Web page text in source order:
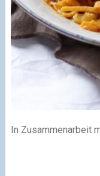
In Zusammenarbeit